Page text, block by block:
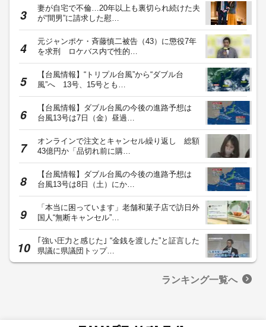
妻が自宅で不倫…20年以上も裏切られ続けた夫
が“間男”に請求した慰…
元ジャンポケ・斉藤慎二被告（43）に懲役7年
を求刑 ロケバス内で性的…
【台風情報】“トリプル台風”から“ダブル台
風”へ 13号、15号とも…
【台風情報】ダブル台風の今後の進路予想は
台風13号は7日（金）昼過…
オンラインで注文とキャンセル繰り返し 総額
43億円か「品切れ前に購…
【台風情報】ダブル台風の今後の進路予想は
台風13号は8日（土）にか…
「本当に困っています」老舗和菓子店で訪日外
国人“無断キャンセル”…
｢強い圧力と感じた｣ “金銭を渡した”と証言した
県議に県議団トップ…
ランキング一覧へ